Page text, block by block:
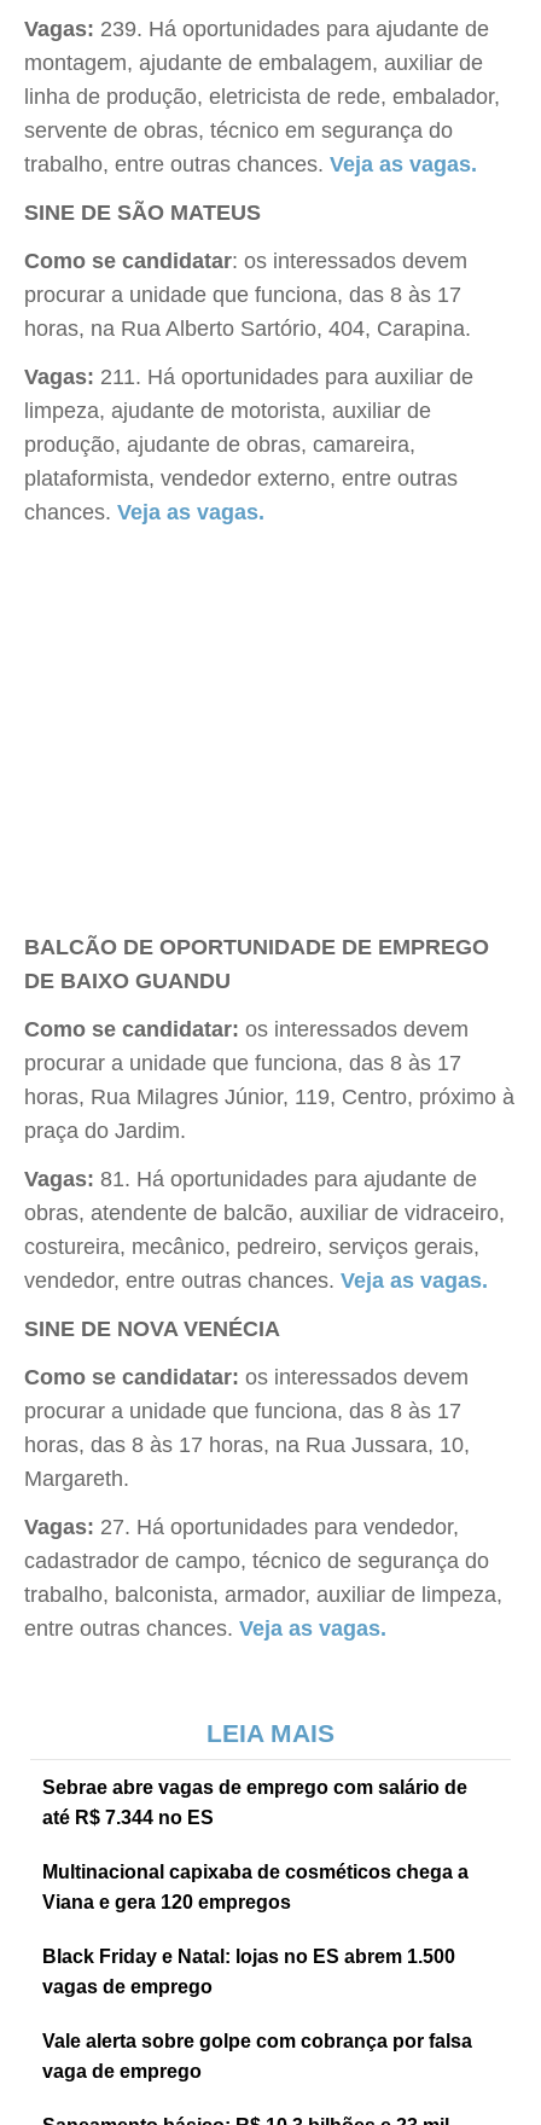
Vagas: 239. Há oportunidades para ajudante de
montagem, ajudante de embalagem, auxiliar de
linha de produção, eletricista de rede, embalador,
servente de obras, técnico em segurança do
trabalho, entre outras chances. Veja as vagas.
SINE DE SÃO MATEUS
Como se candidatar: os interessados devem
procurar a unidade que funciona, das 8 às 17
horas, na Rua Alberto Sartório, 404, Carapina.
Vagas: 211. Há oportunidades para auxiliar de
limpeza, ajudante de motorista, auxiliar de
produção, ajudante de obras, camareira,
plataformista, vendedor externo, entre outras
chances. Veja as vagas.
BALCÃO DE OPORTUNIDADE DE EMPREGO
DE BAIXO GUANDU
Como se candidatar: os interessados devem
procurar a unidade que funciona, das 8 às 17
horas, Rua Milagres Júnior, 119, Centro, próximo à
praça do Jardim.
Vagas: 81. Há oportunidades para ajudante de
obras, atendente de balcão, auxiliar de vidraceiro,
costureira, mecânico, pedreiro, serviços gerais,
vendedor, entre outras chances. Veja as vagas.
SINE DE NOVA VENÉCIA
Como se candidatar: os interessados devem
procurar a unidade que funciona, das 8 às 17
horas, das 8 às 17 horas, na Rua Jussara, 10,
Margareth.
Vagas: 27. Há oportunidades para vendedor,
cadastrador de campo, técnico de segurança do
trabalho, balconista, armador, auxiliar de limpeza,
entre outras chances. Veja as vagas.
LEIA MAIS
Sebrae abre vagas de emprego com salário de
até R$ 7.344 no ES
Multinacional capixaba de cosméticos chega a
Viana e gera 120 empregos
Black Friday e Natal: lojas no ES abrem 1.500
vagas de emprego
Vale alerta sobre golpe com cobrança por falsa
vaga de emprego